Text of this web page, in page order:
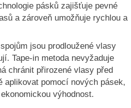
pásků zajišťuje pevné
a zároveň umožňuje rychlou a
jsou prodloužené vlasy
Tape-in metoda nevyžaduje
chránit přirozené vlasy před
aplikovat pomocí nových pásek,
výhodnost.